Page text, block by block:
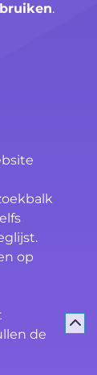
.
op
de